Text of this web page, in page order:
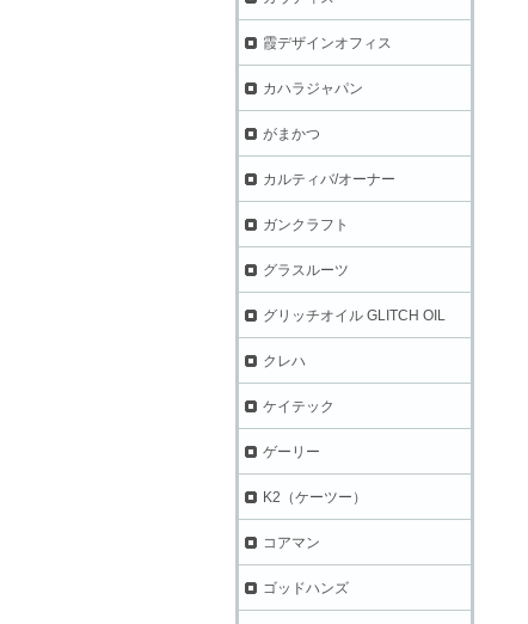
霞デザインオフィス
カハラジャパン
がまかつ
カルティバ/オーナー
ガンクラフト
グラスルーツ
グリッチオイル GLITCH OIL
クレハ
ケイテック
ゲーリー
K2（ケーツー）
コアマン
ゴッドハンズ